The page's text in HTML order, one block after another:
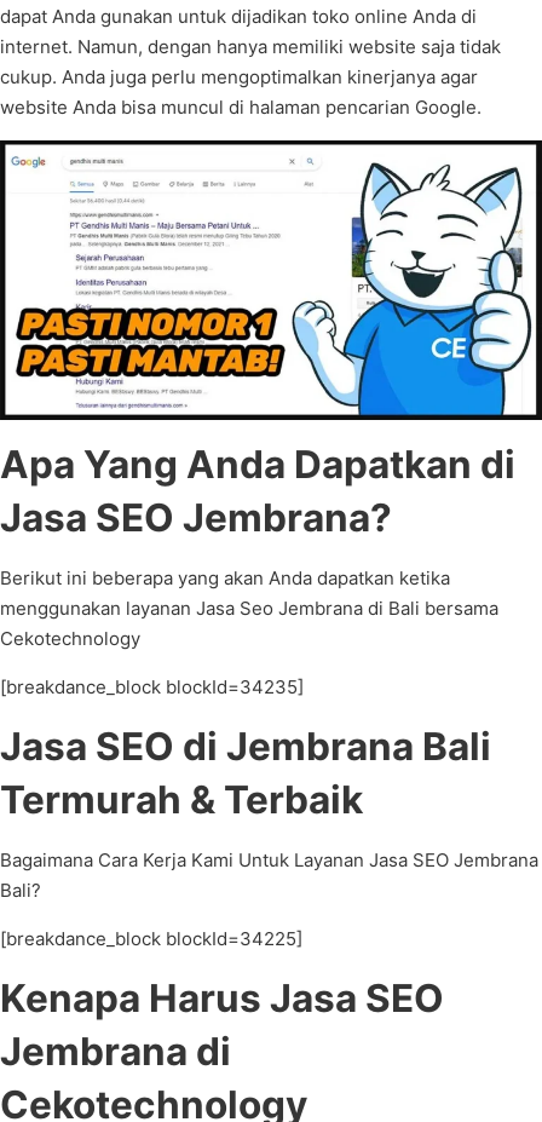
dapat Anda gunakan untuk dijadikan toko online Anda di
internet. Namun, dengan hanya memiliki website saja tidak
cukup. Anda juga perlu mengoptimalkan kinerjanya agar
website Anda bisa muncul di halaman pencarian Google.
Apa Yang Anda Dapatkan di
Jasa SEO Jembrana?
Berikut ini beberapa yang akan Anda dapatkan ketika
menggunakan layanan Jasa Seo Jembrana di Bali bersama
Cekotechnology
[breakdance_block blockId=34235]
Jasa SEO di Jembrana Bali
Termurah & Terbaik
Bagaimana Cara Kerja Kami Untuk Layanan Jasa SEO Jembrana
Bali?
[breakdance_block blockId=34225]
Kenapa Harus Jasa SEO
Jembrana di
Cekotechnology